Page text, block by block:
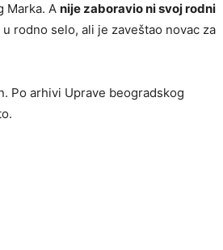
Marka. A nije zaboravio ni svoj rodni
rodno selo, ali je zaveštao novac za
Po arhivi Uprave beogradskog